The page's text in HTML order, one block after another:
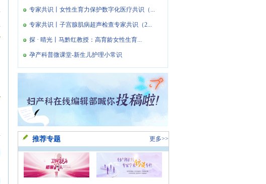
专家共识丨女性生育力保护数字化医疗共识（...
专家共识丨子宫腺肌病超声检查专家共识（2...
探 · 晴光丨马黔红教授：高育龄女性生育...
孕产科普微课堂-新生儿护理小常识
推荐专题 更多>>